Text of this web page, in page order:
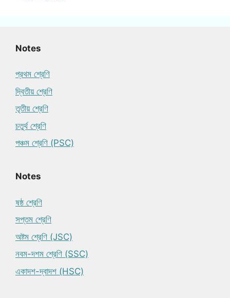
Notes
প্রথম শ্রেণি
দ্বিতীয় শ্রেণি
তৃতীয় শ্রেণি
চতুর্থ শ্রেণি
পঞ্চম শ্রেণি (PSC)
Notes
ষষ্ঠ শ্রেণি
সপ্তম শ্রেণি
অষ্টম শ্রেণি (JSC)
নবম-দশম শ্রেণি (SSC)
একাদশ-দ্বাদশ (HSC)